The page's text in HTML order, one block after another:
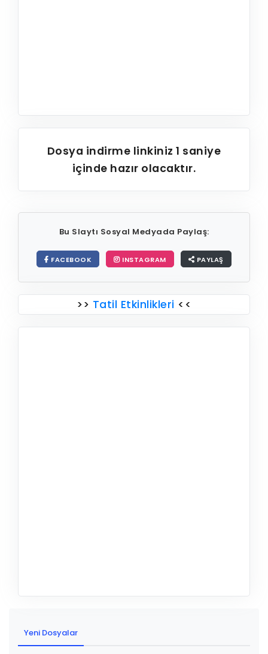
Dosya indirme linkiniz1 saniye
içinde hazır olacaktır.
Bu Slaytı Sosyal Medyada Paylaş:
FACEBOOK INSTAGRAM PAYLAŞ
>> Tatil Etkinlikleri <<
Yeni Dosyalar